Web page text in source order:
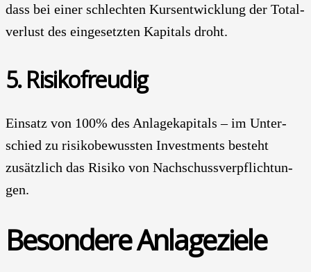
dass bei einer schlech­ten Kurs­ent­wick­lung der Total­
ver­lust des ein­ge­setz­ten Kapi­tals droht.
5. Risi­ko­freu­dig
Ein­satz von 100% des Anla­ge­ka­pi­tals – im Unter­
schied zu risi­ko­be­wuss­ten Invest­ments besteht
zusätz­lich das Risi­ko von Nach­schuss­ver­pflich­tun­
gen.
Beson­de­re Anla­ge­zie­le